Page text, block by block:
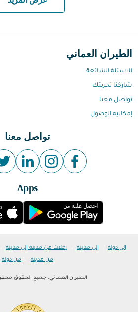
الطيران العماني
الاسئلة الشائعة
شاركنا تجربتك
تواصل معنا
إمكانية الوصول
تواصل معنا
Apps
إلى دولة | إلى مدينة | رحلات من مدينة إلى مدينة |
من مدينة | من دولة
الطيران العماني. جميع الحقوق